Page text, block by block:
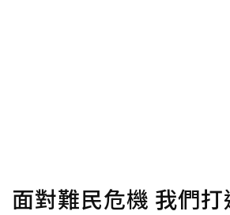
面對難民危機 我們打